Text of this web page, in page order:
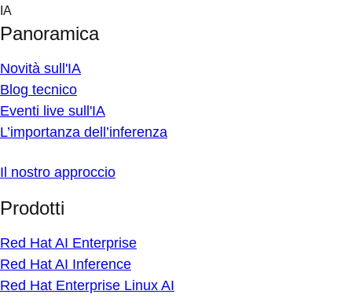
Skip
content
IA
Panoramica
Novità sull'IA
Blog tecnico
Eventi live sull'IA
L’importanza dell’inferenza
Il nostro approccio
Prodotti
Red Hat AI Enterprise
Red Hat AI Inference
Red Hat Enterprise Linux AI